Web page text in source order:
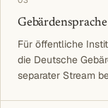
Für öffentliche
die Deutsche
separater Stream